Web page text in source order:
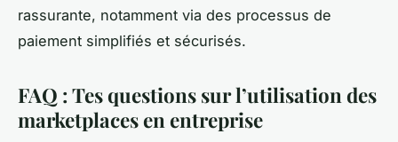
rassurante, notamment via des processus de
paiement simplifiés et sécurisés.
FAQ : Tes questions sur l’utilisation des
marketplaces en entreprise